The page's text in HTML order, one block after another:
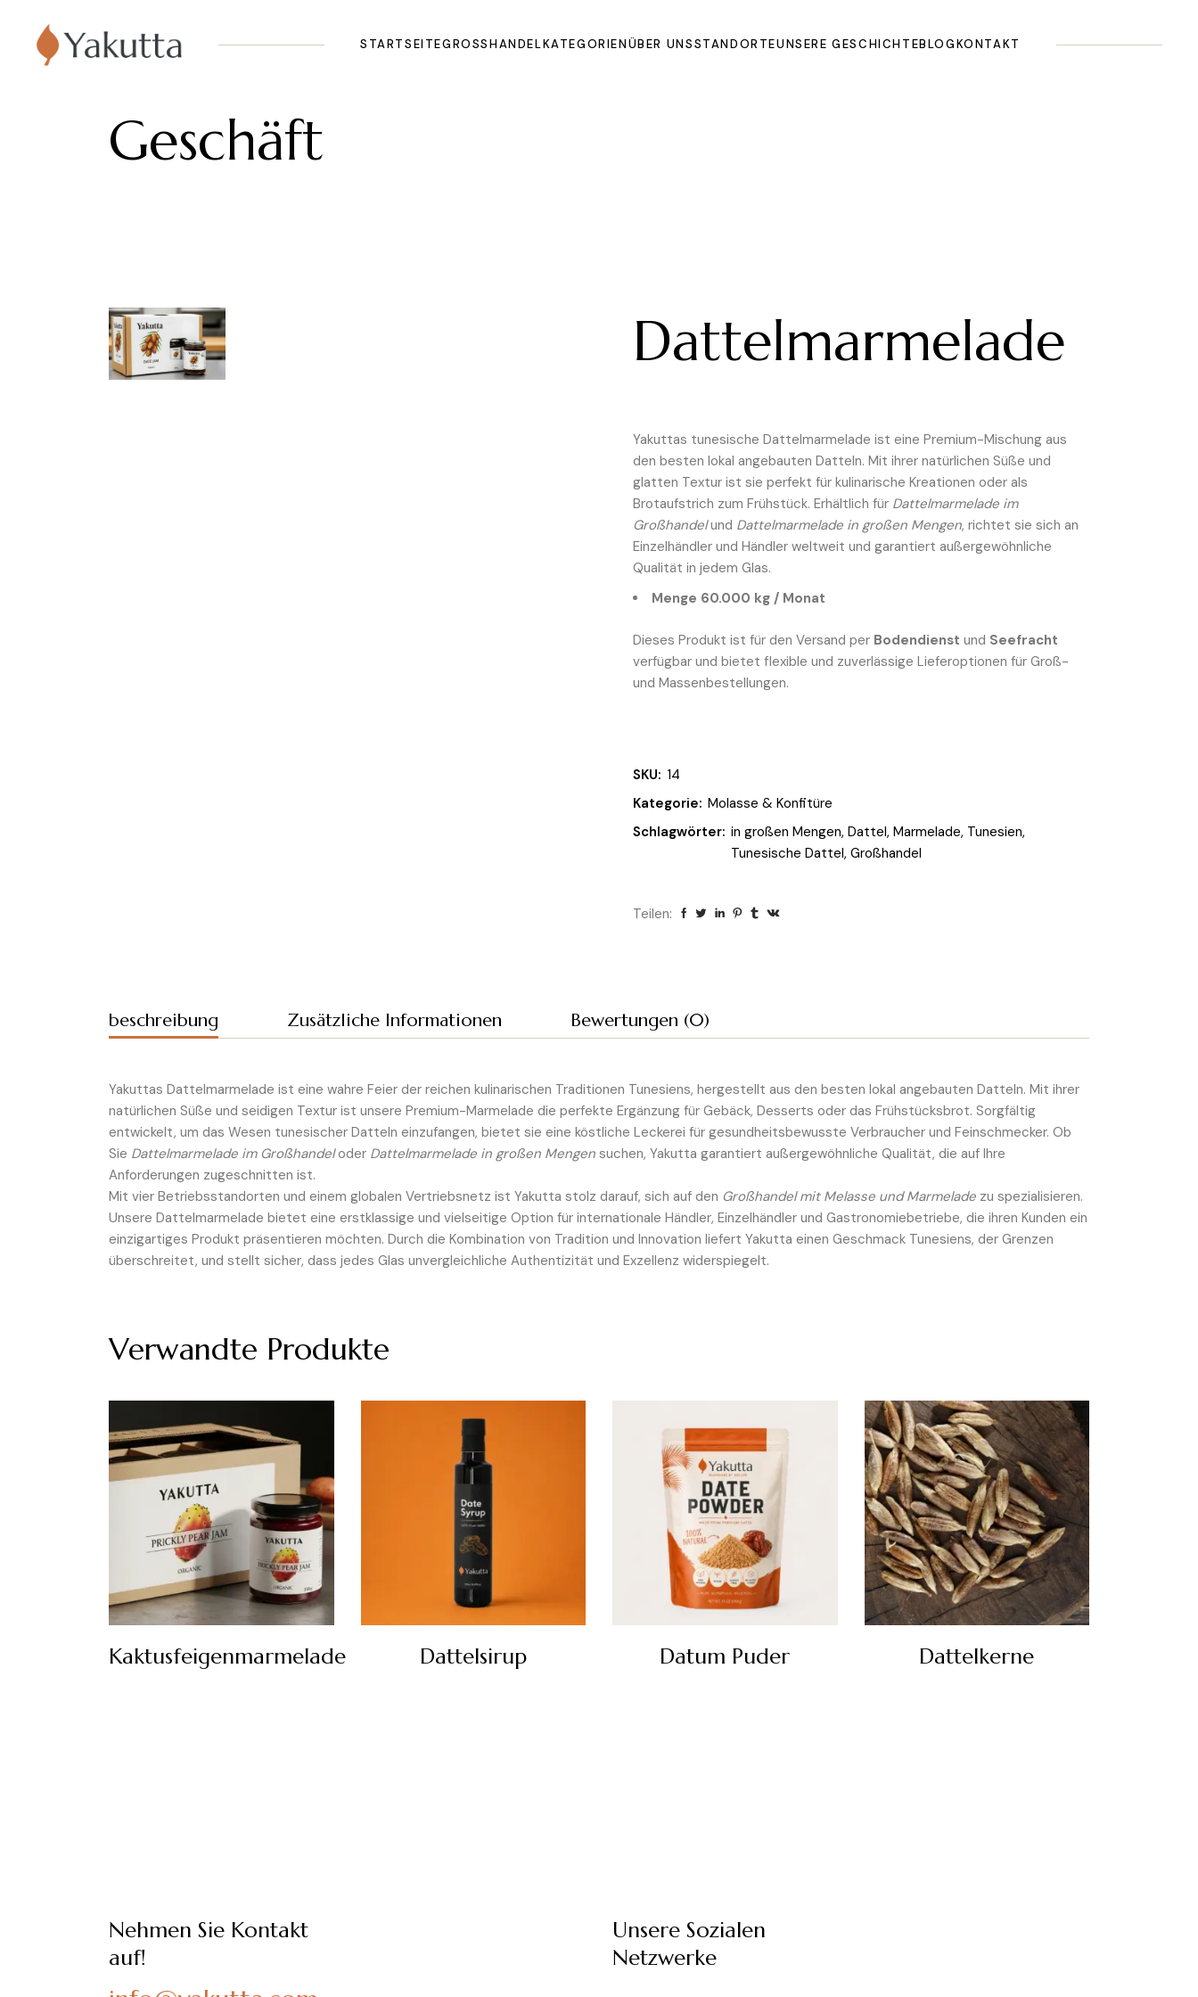
STARTSEITEGROSSHANDEL KATEGORIENÜBER UNSSTANDORTEUNSERE GESCHICHTEBLOGKONTAKT
Geschäft
Dattelmarmelade
Yakuttas tunesische Dattelmarmelade ist eine Premium-Mischung aus
den besten lokal angebauten Datteln. Mit ihrer natürlichen Süße und
glatten Textur ist sie perfekt für kulinarische Kreationen oder als
Brotaufstrich zum Frühstück. Erhältlich für Dattelmarmelade im
Großhandelund Dattelmarmelade in großen Mengen, richtet sie sich an
Einzelhändler und Händler weltweit und garantiert außergewöhnliche
Qualität in jedem Glas.
Menge 60.000 kg / Monat
Dieses Produkt ist für den Versand per Bodendienst und Seefracht
verfügbar und bietet flexible und zuverlässige Lieferoptionen für Groß-
und Massenbestellungen.
SKU: 14
Kategorie: Molasse & Konfitüre
Schlagwörter: in großen Mengen,Dattel,Marmelade, Tunesien,
Tunesische Dattel,Großhandel
Teilen:
beschreibung Zusätzliche Informationen Bewertungen (0)
Yakuttas Dattelmarmelade ist eine wahre Feier der reichen kulinarischen Traditionen Tunesiens, hergestellt aus den besten lokal angebauten Datteln. Mit ihrer
natürlichen Süße und seidigen Textur ist unsere Premium-Marmelade die perfekte Ergänzung für Gebäck, Desserts oder das Frühstücksbrot. Sorgfältig
entwickelt, um das Wesen tunesischer Datteln einzufangen, bietet sie eine köstliche Leckerei für gesundheitsbewusste Verbraucher und Feinschmecker. Ob
Sie Dattelmarmelade im Großhandeloder Dattelmarmelade in großen Mengen suchen, Yakutta garantiert außergewöhnliche Qualität, die auf Ihre
Anforderungen zugeschnitten ist.
Mit vier Betriebsstandorten und einem globalen Vertriebsnetz ist Yakutta stolz darauf, sich auf den Großhandel mit Melasse und Marmelade zu spezialisieren.
Unsere Dattelmarmelade bietet eine erstklassige und vielseitige Option für internationale Händler, Einzelhändler und Gastronomiebetriebe, die ihren Kunden ein
einzigartiges Produkt präsentieren möchten. Durch die Kombination von Tradition und Innovation liefert Yakutta einen Geschmack Tunesiens, der Grenzen
überschreitet, und stellt sicher, dass jedes Glas unvergleichliche Authentizität und Exzellenz widerspiegelt.
Verwandte Produkte
Kaktusfeigenmarmelade Dattelsirup Datum Puder Dattelkerne
Nehmen Sie Kontakt
auf!
Unsere Sozialen
Netzwerke